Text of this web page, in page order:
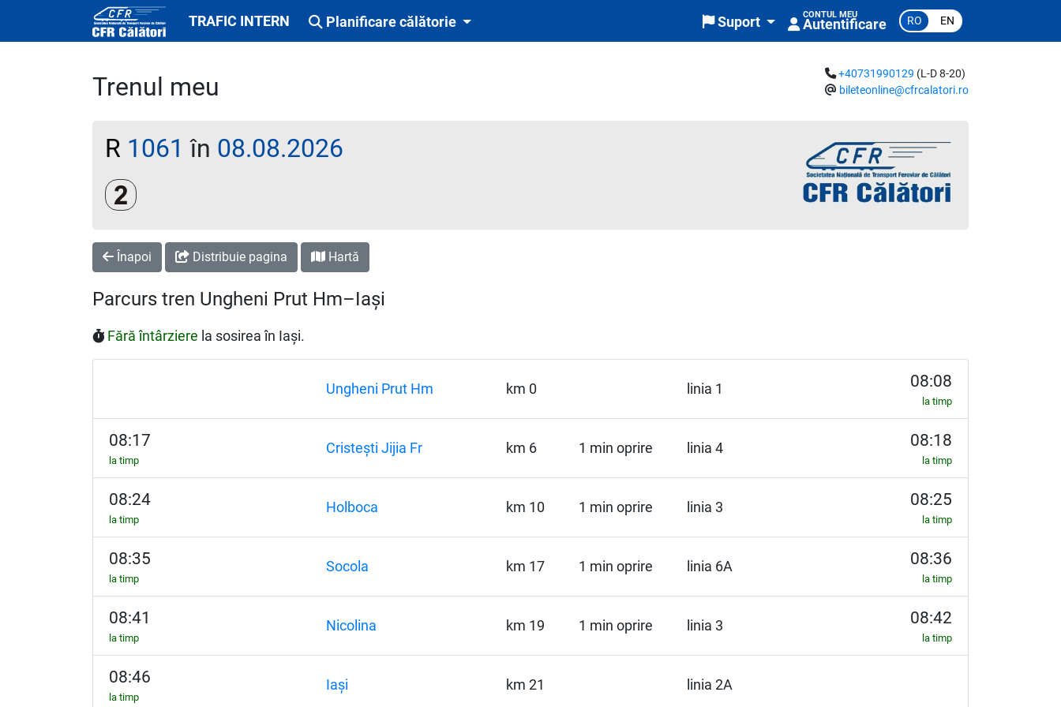
TRAFIC INTERN Planificare călătorie Suport CONTUL MEU
Autentificare RO EN
Trenul meu +40731990129 (L-D 8-20)
bileteonline@cfrcalatori.ro
R 1061 în 08.08.2026
Clasa a 2-a
Înapoi Distribuie pagina Hartă
Parcurs tren Ungheni Prut Hm–Iași
Fără întârziere la sosirea în Iași.
Ungheni Prut Hm km 0 linia 1 08:08
la timp
08:17
la timp
Cristești Jijia Fr km 6 1 min oprire linia 4 08:18
la timp
08:24
la timp
Holboca km 10 1 min oprire linia 3 08:25
la timp
08:35
la timp
Socola km 17 1 min oprire linia 6A 08:36
la timp
08:41
la timp
Nicolina km 19 1 min oprire linia 3 08:42
la timp
08:46
la timp
Iași km 21 linia 2A